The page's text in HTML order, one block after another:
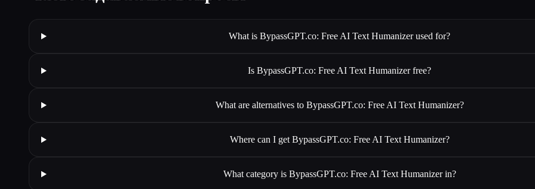
What is BypassGPT.co: Free AI Text Humanizer used for?
Is BypassGPT.co: Free AI Text Humanizer free?
What are alternatives to BypassGPT.co: Free AI Text Humanizer?
Where can I get BypassGPT.co: Free AI Text Humanizer?
What category is BypassGPT.co: Free AI Text Humanizer in?